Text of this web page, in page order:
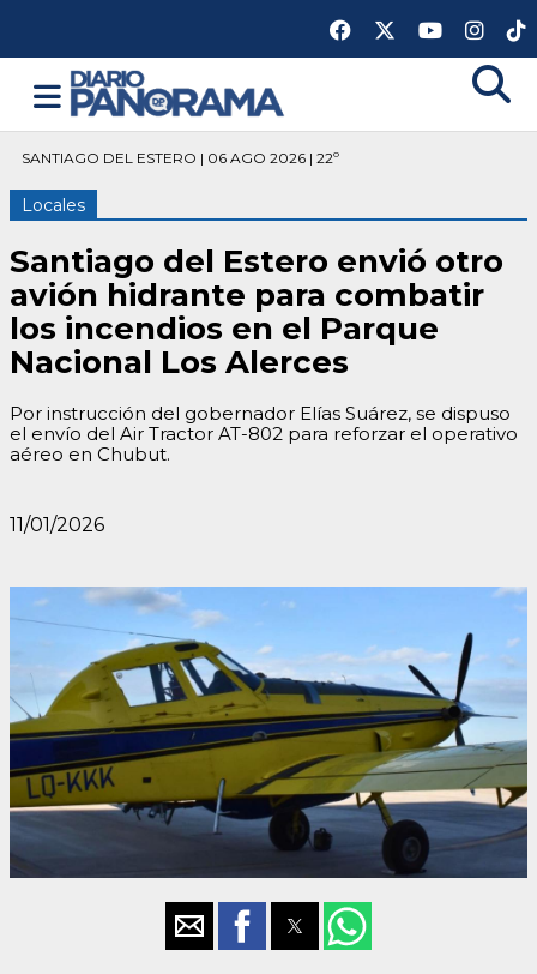
SANTIAGO DEL ESTERO | 06 AGO 2026 | 22º
Locales
Santiago del Estero envió otro
avión hidrante para combatir
los incendios en el Parque
Nacional Los Alerces
Por instrucción del gobernador Elías Suárez, se dispuso
el envío del Air Tractor AT-802 para reforzar el operativo
aéreo en Chubut.
11/01/2026